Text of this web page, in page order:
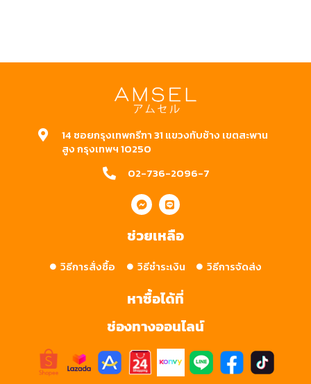
14 ซอยกรุงเทพกรีฑา 31 แขวงทับช้าง เขตสะพาน
สูง กรุงเทพฯ 10250
02-736-2096-7
ช่วยเหลือ
วิธีการสั่งซื้อ วิธีชำระเงิน วิธีการจัดส่ง
หาซื้อได้ที่
ช่องทางออนไลน์